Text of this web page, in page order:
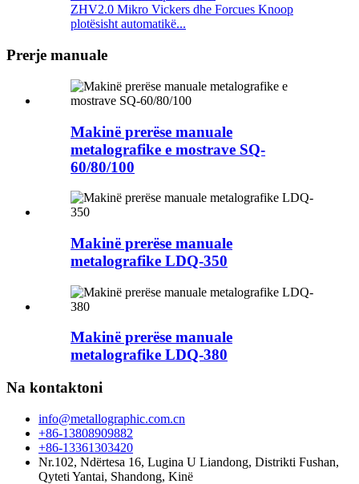
ZHV2.0 Mikro Vickers dhe Forcues Knoop
plotësisht automatikë...
Prerje manuale
Makinë prerëse manuale
metalografike e mostrave SQ-
60/80/100
Makinë prerëse manuale
metalografike LDQ-350
Makinë prerëse manuale
metalografike LDQ-380
Na kontaktoni
info@metallographic.com.cn
+86-13808909882
+86-13361303420
Nr.102, Ndërtesa 16, Lugina U Liandong, Distrikti Fushan,
Qyteti Yantai, Shandong, Kinë